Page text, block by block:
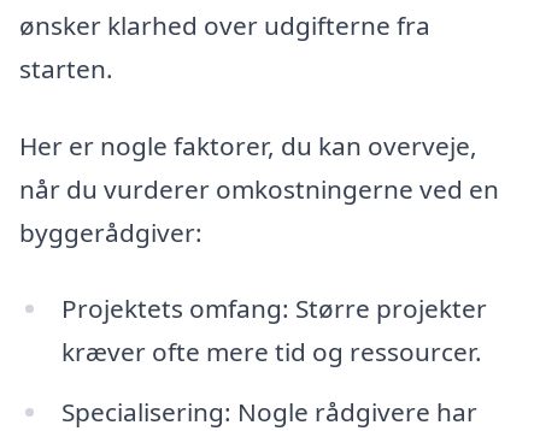
ønsker klarhed over udgifterne fra
starten.
Her er nogle faktorer, du kan overveje,
når du vurderer omkostningerne ved en
byggerådgiver:
Projektets omfang: Større projekter
kræver ofte mere tid og ressourcer.
Specialisering: Nogle rådgivere har